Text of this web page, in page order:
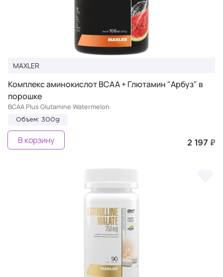
MAXLER
Комплекс аминокислот BCAA + Глютамин "Арбуз" в
порошке
BCAA Plus Glutamine Watermelon
Объем: 300g
2 197 ₽
В корзину